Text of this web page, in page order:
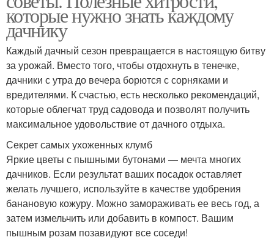
которые нужно знать каждому
дачнику
Каждый дачный сезон превращается в настоящую битву
за урожай. Вместо того, чтобы отдохнуть в тенечке,
дачники с утра до вечера борются с сорняками и
вредителями. К счастью, есть несколько рекомендаций,
которые облегчат труд садовода и позволят получить
максимальное удовольствие от дачного отдыха.
Секрет самых ухоженных клумб
Яркие цветы с пышными бутонами — мечта многих
дачников. Если результат ваших посадок оставляет
желать лучшего, используйте в качестве удобрения
банановую кожуру. Можно замораживать ее весь год, а
затем измельчить или добавить в компост. Вашим
пышным розам позавидуют все соседи!